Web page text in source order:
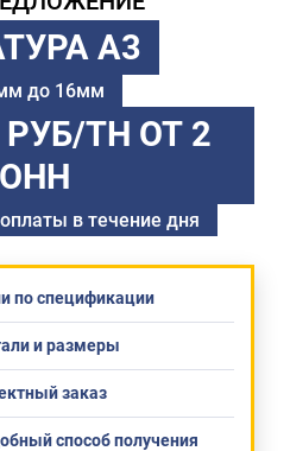
А3
до 16мм
РУБ/ТН ОТ 2
в течение дня
по спецификации
и размеры
заказ
способ получения